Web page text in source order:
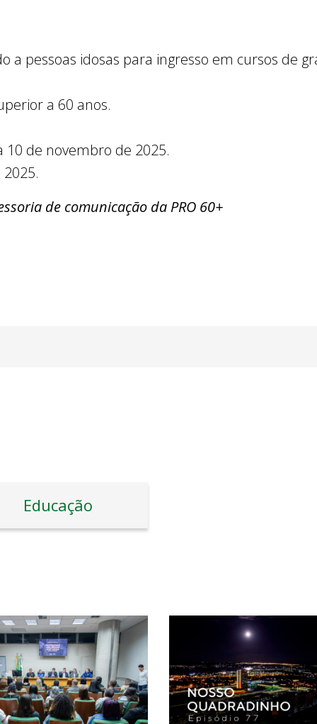
a pessoas idosas para ingresso em cursos de
a 60 anos.
10 de novembro de 2025.
de comunicação da PRO 60+
Educação